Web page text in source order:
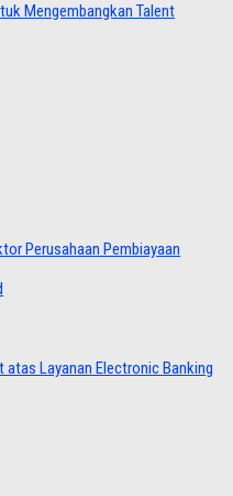
Mengembangkan Talent
Perusahaan Pembiayaan
Layanan Electronic Banking